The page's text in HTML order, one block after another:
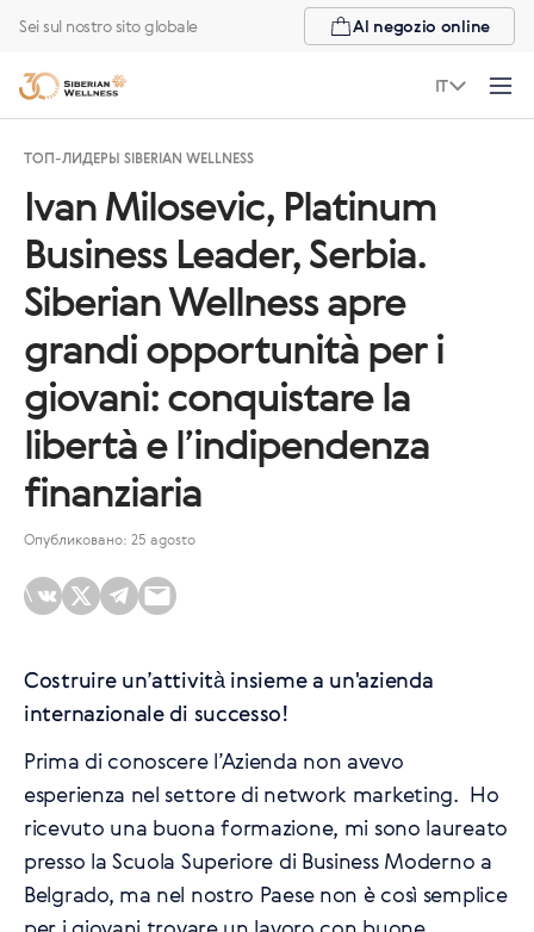
Sei sul nostro sito globale Al negozio online
IT
ТОП-ЛИДЕРЫ SIBERIAN WELLNESS
Ivan Milosevic, Platinum
Business Leader, Serbia.
Siberian Wellness apre
grandi opportunità per i
giovani: conquistare la
libertà e l’indipendenza
finanziaria
Опубликовано: 25 agosto
Costruire un’attività insieme a un'azienda
internazionale di successo!
Prima di conoscere l’Azienda non avevo
esperienza nel settore di network marketing. Ho
ricevuto una buona formazione, mi sono laureato
presso la Scuola Superiore di Business Moderno a
Belgrado, ma nel nostro Paese non è così semplice
\